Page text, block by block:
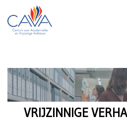
Naar de inhoud
VRIJZINNIGE